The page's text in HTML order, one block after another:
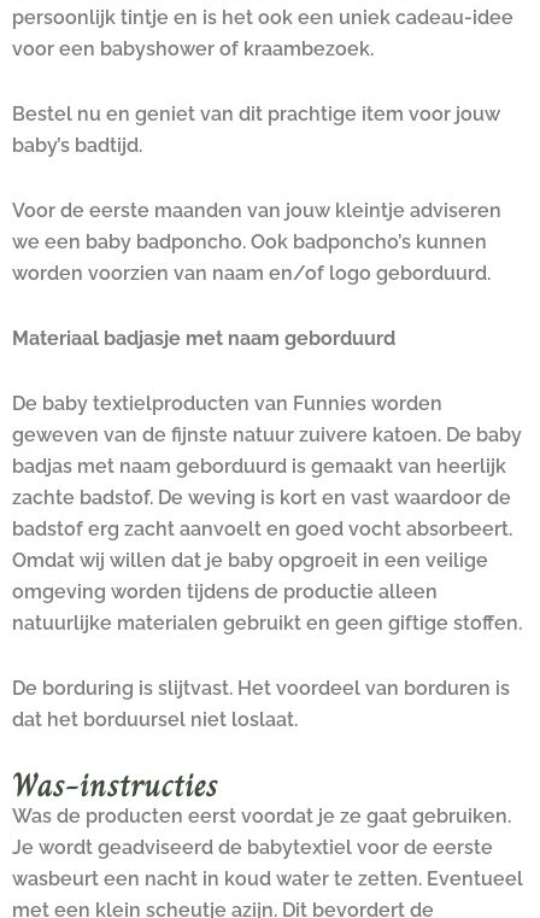
persoonlijk tintje en is het ook een uniek cadeau-idee
voor een babyshower of kraambezoek.
Bestel nu en geniet van dit prachtige item voor jouw
baby’s badtijd.
Voor de eerste maanden van jouw kleintje adviseren
we een baby badponcho. Ook badponcho’s kunnen
worden voorzien van naam en/of logo geborduurd.
Materiaal badjasje met naam geborduurd
De baby textielproducten van Funnies worden
geweven van de fijnste natuur zuivere katoen. De baby
badjas met naam geborduurd is gemaakt van heerlijk
zachte badstof. De weving is kort en vast waardoor de
badstof erg zacht aanvoelt en goed vocht absorbeert.
Omdat wij willen dat je baby opgroeit in een veilige
omgeving worden tijdens de productie alleen
natuurlijke materialen gebruikt en geen giftige stoffen.
De borduring is slijtvast. Het voordeel van borduren is
dat het borduursel niet loslaat.
Was-instructies
Was de producten eerst voordat je ze gaat gebruiken.
Je wordt geadviseerd de babytextiel voor de eerste
wasbeurt een nacht in koud water te zetten. Eventueel
met een klein scheutje azijn. Dit bevordert de